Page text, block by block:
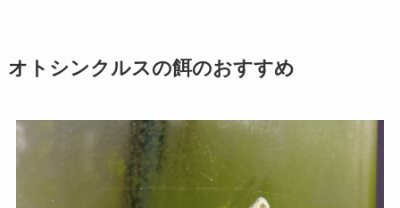
オトシンクルスの餌のおすすめ